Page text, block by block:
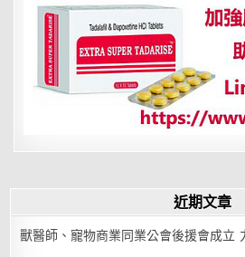
卓
榮
泰：
再
被
否
決
應
台
近期文章
獸醫師、寵物商業同業公會後援會成立